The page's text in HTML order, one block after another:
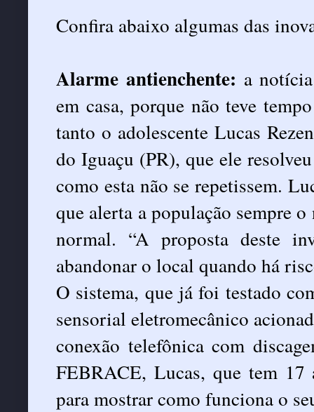
Confira abaixo algumas das
Alarme antienchente: a
em casa, porque não teve
tanto o adolescente Lucas
do Iguaçu (PR), que ele
como esta não se repetissem.
que alerta a população sempre
normal. “A proposta deste
abandonar o local quando há
O sistema, que já foi testado
sensorial eletromecânico
conexão telefônica com
FEBRACE, Lucas, que tem
para mostrar como funciona o